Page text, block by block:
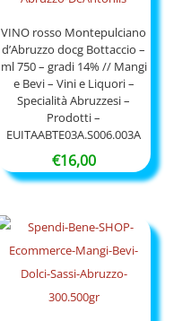
VINO rosso Montepulciano
d’Abruzzo docg Bottaccio –
ml 750 – gradi 14% // Mangi
e Bevi – Vini e Liquori –
Specialità Abruzzesi –
Prodotti –
EUITAABTE03A.S006.003A
€16,00